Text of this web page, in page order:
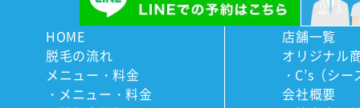
HOME
脱毛の流れ
メニュー・料金
メニュー・料金
店舗一覧
オリジナル
C’s（シー
会社概要